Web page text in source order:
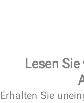
Lesen
Erhalten Sie